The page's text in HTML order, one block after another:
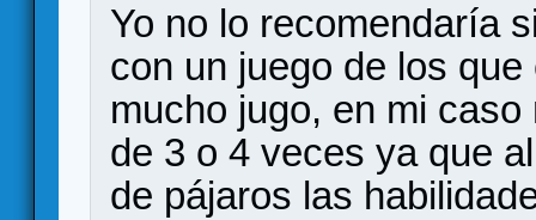
Yo no lo recomendaría
con un juego de los
mucho jugo, en mi
de 3 o 4 veces ya que
de pájaros las